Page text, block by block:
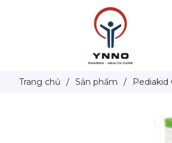
Trang chủ / Sản phẩm / Pediakid